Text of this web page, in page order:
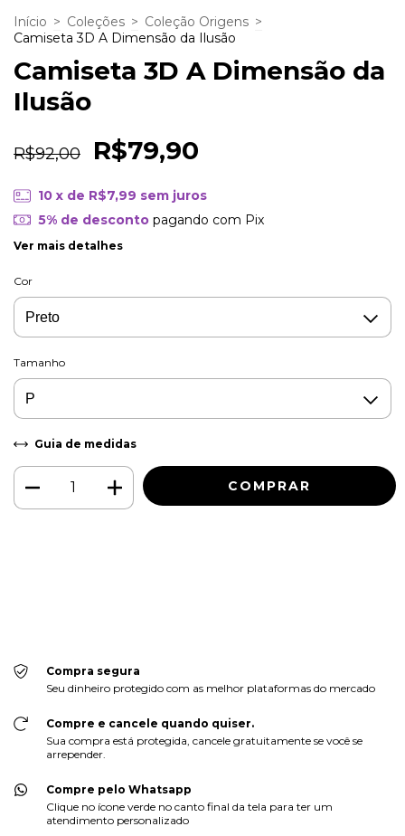
Início > Coleções > Coleção Origens >
Camiseta 3D A Dimensão da Ilusão
Camiseta 3D A Dimensão da
Ilusão
R$92,00 R$79,90
10 x de R$7,99 sem juros
5% de descontopagando com Pix
Ver mais detalhes
Cor
Tamanho
Guia de medidas
Compra segura
Seu dinheiro protegido com as melhor plataformas do mercado
Compre e cancele quando quiser.
Sua compra está protegida, cancele gratuitamente se você se
arrepender.
Compre pelo Whatsapp
Clique no ícone verde no canto final da tela para ter um
atendimento personalizado